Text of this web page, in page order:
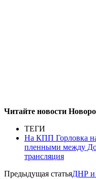
Читайте новости
ТЕГИ
На КПП Горловка
пленными между
трансляция
Предыдущая статьяДНР и